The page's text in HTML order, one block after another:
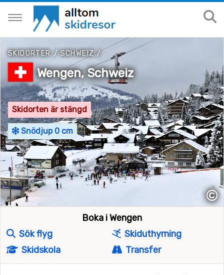
SKIDORTER /SCHWEIZ/
Wengen, Schweiz
Skidorten är stängd
Snödjup 0 cm
©
Boka i Wengen
Sök flyg
Skiduthyrning
Skidskola
Transfer